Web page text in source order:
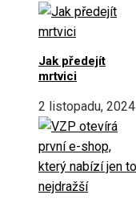
Jak předejít
mrtvici
2 listopadu, 2024